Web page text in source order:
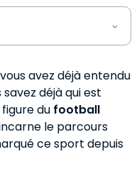
joueurs de
Pierre Bernès
de Jean-
avez déjà entendu
déjà qui est
du football
le parcours
ce sport depuis